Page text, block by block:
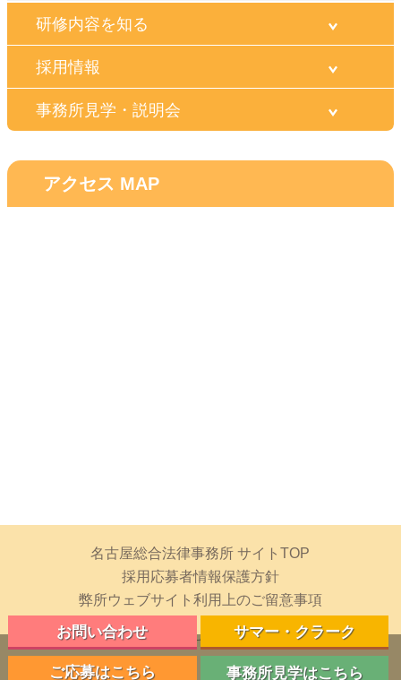
研修内容を知る
採用情報
事務所見学・説明会
アクセス MAP
名古屋総合法律事務所 サイトTOP
採用応募者情報保護方針
弊所ウェブサイト利用上のご留意事項
Copyright © NAGOYA SOGO LAW OFFICE All rights reserved.
お問い合わせ サマー・クラーク
ご応募はこちら 事務所見学はこちら